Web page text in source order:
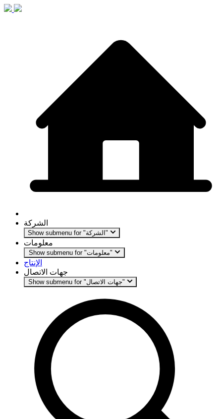
الشركة
Show submenu for "الشركة"
معلومات
Show submenu for "معلومات"
الإنتاج
جهات الاتصال
Show submenu for "جهات الاتصال"